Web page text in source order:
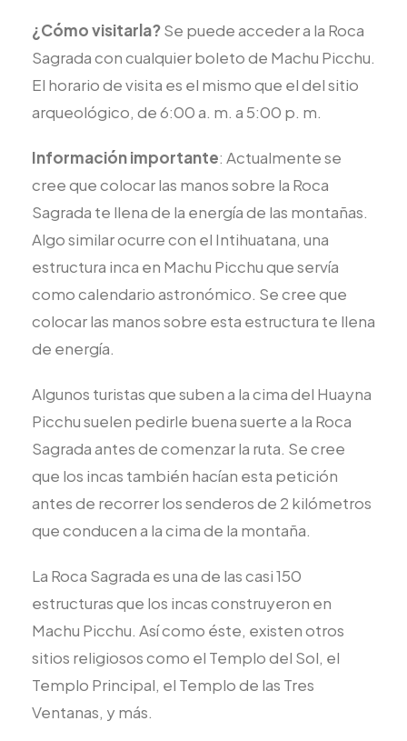
¿Cómo visitarla?Se puede acceder a la Roca
Sagrada con cualquier boleto de Machu Picchu.
El horario de visita es el mismo que el del sitio
arqueológico, de 6:00 a. m. a 5:00 p. m.
Información importante: Actualmente se
cree que colocar las manos sobre la Roca
Sagrada te llena de la energía de las montañas.
Algo similar ocurre con el Intihuatana, una
estructura inca en Machu Picchu que servía
como calendario astronómico. Se cree que
colocar las manos sobre esta estructura te llena
de energía.
Algunos turistas que suben a la cima del Huayna
Picchu suelen pedirle buena suerte a la Roca
Sagrada antes de comenzar la ruta. Se cree
que los incas también hacían esta petición
antes de recorrer los senderos de 2 kilómetros
que conducen a la cima de la montaña.
La Roca Sagrada es una de las casi 150
estructuras que los incas construyeron en
Machu Picchu. Así como éste, existen otros
sitios religiosos como el Templo del Sol, el
Templo Principal, el Templo de las Tres
Ventanas, y más.